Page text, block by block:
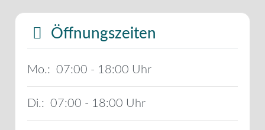
Öffnungszeiten
Mo.: 07:00 - 18:00
Di.: 07:00 - 18:00